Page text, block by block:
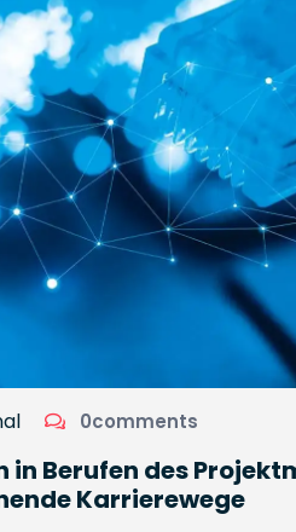
0comments
Berufen des
Karrierewege